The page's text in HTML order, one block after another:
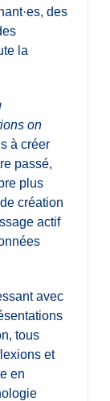
des
la
on
à créer
passé,
plus
création
actif
avec
tous
et
en